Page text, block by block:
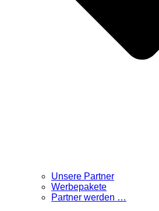
Unsere Partner
Werbepakete
Partner werden …